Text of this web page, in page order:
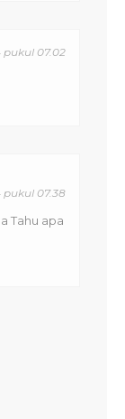
pukul 07.02
pukul 07.38
Tahu apa